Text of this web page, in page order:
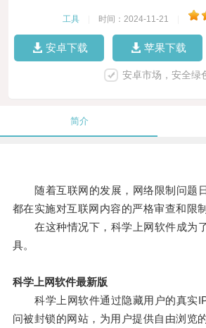
工具 时间：2024-11-21
安卓下载 苹果下载
安卓市场，安全绿
简介
随着互联网的发展，网络限制问题
都在实施对互联网内容的严格审查和限制
在这种情况下，科学上网软件成为
具。
科学上网软件最新版
科学上网软件通过隐藏用户的真实
问被封锁的网站，为用户提供自由浏览